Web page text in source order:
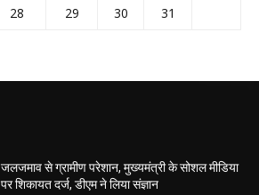
28 29 30
31
जलजमाव से ग्रामीण परेशान, मुख्यमंत्री के सोशल मीडिया
पर शिकायत दर्ज, डीएम ने लिया संज्ञान